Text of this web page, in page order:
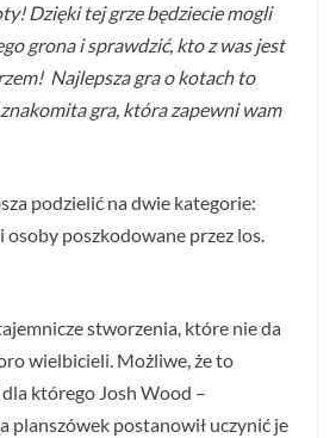
Dzięki tej grze będziecie mogli
grona i sprawdzić, kto z was jest
Najlepsza gra o kotach to
gra, która zapewni wam
podzielić na dwie kategorie:
osoby poszkodowane przez los.
stworzenia, które nie da
wielbicieli. Możliwe, że to
którego Josh Wood –
planszówek postanowił uczynić je